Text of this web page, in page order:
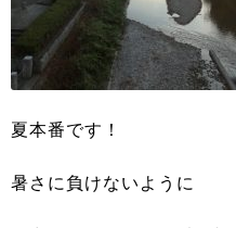
夏本番です！
暑さに負けないように